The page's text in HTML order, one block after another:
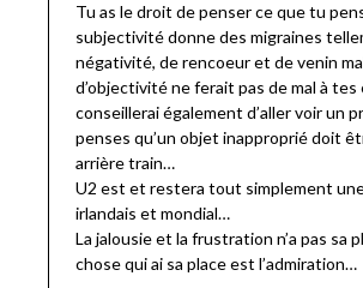
Tu as le droit de penser ce que tu
subjectivité donne des migraines
négativité, de rencoeur et de venin
d’objectivité ne ferait pas de mal à
conseillerai également d’aller voir un
penses qu’un objet inapproprié doit
arrière train…
U2 est et restera tout simplement
irlandais et mondial…
La jalousie et la frustration n’a pas sa
chose qui ai sa place est l’admiration…